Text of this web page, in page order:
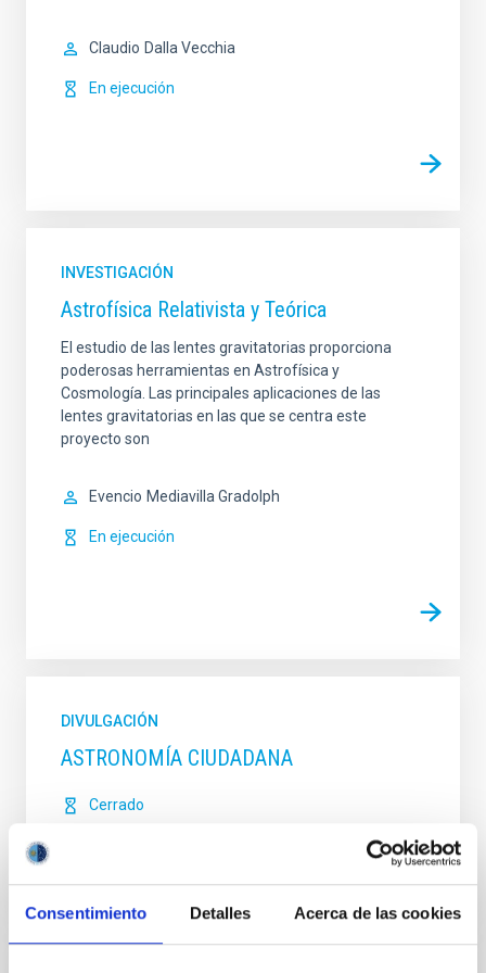
Consentimiento Detalles Acerca de las cookies
Claudio Dalla Vecchia
En ejecución
INVESTIGACIÓN
Astrofísica Relativista y Teórica
El estudio de las lentes gravitatorias proporciona
poderosas herramientas en Astrofísica y
Cosmología. Las principales aplicaciones de las
lentes gravitatorias en las que se centra este
proyecto son
Evencio Mediavilla Gradolph
En ejecución
DIVULGACIÓN
ASTRONOMÍA CIUDADANA
Cerrado